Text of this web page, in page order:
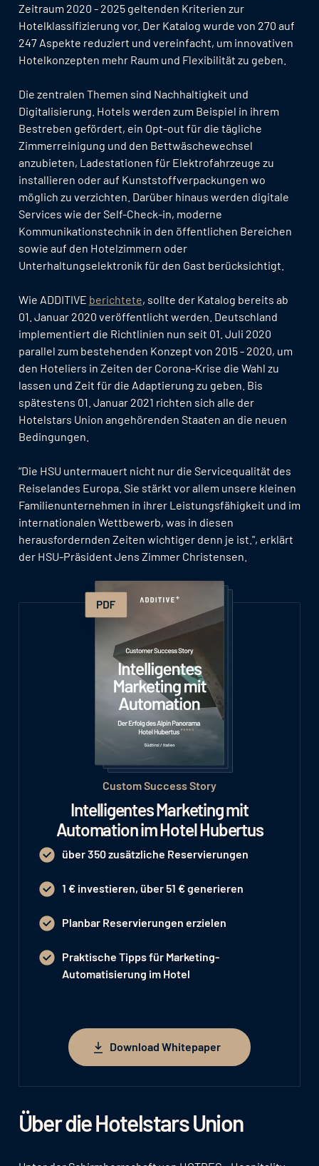
Zeitraum 2020 - 2025 geltenden Kriterien zur
Hotelklassifizierung vor. Der Katalog wurde von 270 auf
247 Aspekte reduziert und vereinfacht, um innovativen
Hotelkonzepten mehr Raum und Flexibilität zu geben.
Die zentralen Themen sind Nachhaltigkeit und
Digitalisierung. Hotels werden zum Beispiel in ihrem
Bestreben gefördert, ein Opt-out für die tägliche
Zimmerreinigung und den Bettwäschewechsel
anzubieten, Ladestationen für Elektrofahrzeuge zu
installieren oder auf Kunststoffverpackungen wo
möglich zu verzichten. Darüber hinaus werden digitale
Services wie der Self-Check-in, moderne
Kommunikationstechnik in den öffentlichen Bereichen
sowie auf den Hotelzimmern oder
Unterhaltungselektronik für den Gast berücksichtigt.
Wie ADDITIVE berichtete, sollte der Katalog bereits ab
01. Januar 2020 veröffentlicht werden. Deutschland
implementiert die Richtlinien nun seit 01. Juli 2020
parallel zum bestehenden Konzept von 2015 - 2020, um
den Hoteliers in Zeiten der Corona-Krise die Wahl zu
lassen und Zeit für die Adaptierung zu geben. Bis
spätestens 01. Januar 2021 richten sich alle der
Hotelstars Union angehörenden Staaten an die neuen
Bedingungen.
“Die HSU untermauert nicht nur die Servicequalität des
Reiselandes Europa. Sie stärkt vor allem unsere kleinen
Familienunternehmen in ihrer Leistungsfähigkeit und im
internationalen Wettbewerb, was in diesen
herausfordernden Zeiten wichtiger denn je ist.", erklärt
der HSU-Präsident Jens Zimmer Christensen.
Über die Hotelstars Union
Custom Success Story
Intelligentes Marketing mit
Automation im Hotel Hubertus
über 350 zusätzliche Reservierungen
1 € investieren, über 51 € generieren
Planbar Reservierungen erzielen
Praktische Tipps für Marketing-
Automatisierung im Hotel
Download Whitepaper
Download Whitepaper